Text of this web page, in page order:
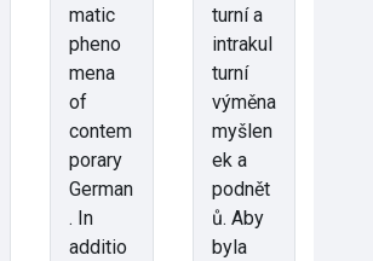
matic
pheno
mena
of
contem
porary
German
. In
additio
turní a
intrakul
turní
výměna
myšlen
ek a
podnět
ů. Aby
byla